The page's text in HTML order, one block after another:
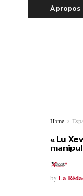
À propos
Home
« Lu
by La